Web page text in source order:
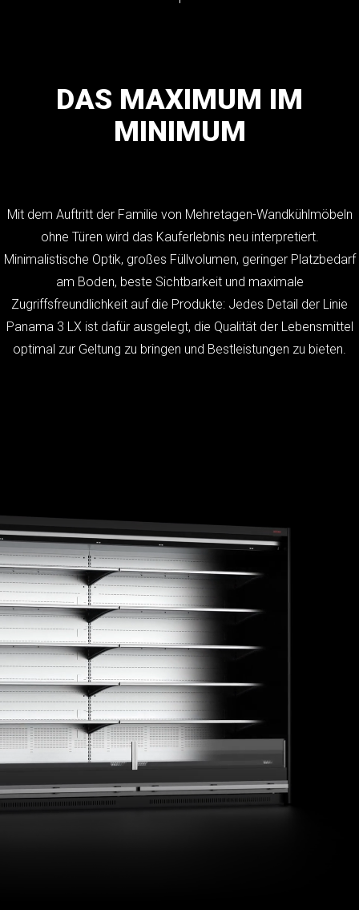
DAS MAXIMUM IM
MINIMUM
Mit dem Auftritt der Familie von Mehretagen-Wandkühlmöbeln
ohne Türen wird das Kauferlebnis neu interpretiert.
Minimalistische Optik, großes Füllvolumen, geringer Platzbedarf
am Boden, beste Sichtbarkeit und maximale
Zugriffsfreundlichkeit auf die Produkte: Jedes Detail der Linie
Panama 3 LX ist dafür ausgelegt, die Qualität der Lebensmittel
optimal zur Geltung zu bringen und Bestleistungen zu bieten.